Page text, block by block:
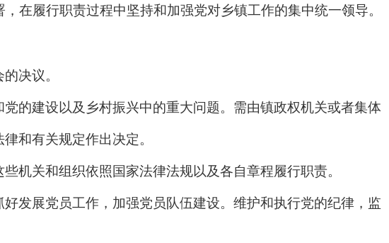
在履行职责过程中坚持和加强党对乡镇工作的集中统一领导。
决议。
的建设以及乡村振兴中的重大问题。需由镇政权机关或者集体
和有关规定作出决定。
机关和组织依照国家法律法规以及各自章程履行职责。
发展党员工作，加强党员队伍建设。维护和执行党的纪律，监